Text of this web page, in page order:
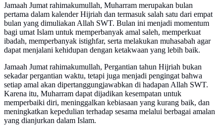
Jamaah Jumat rahimakumullah, Muharram merupakan bulan
pertama dalam kalender Hijriah dan termasuk salah satu dari empat
bulan yang dimuliakan Allah SWT. Bulan ini menjadi momentum
bagi umat Islam untuk memperbanyak amal saleh, memperkuat
ibadah, memperbanyak istighfar, serta melakukan muhasabah agar
dapat menjalani kehidupan dengan ketakwaan yang lebih baik.
Jamaah Jumat rahimakumullah, Pergantian tahun Hijriah bukan
sekadar pergantian waktu, tetapi juga menjadi pengingat bahwa
setiap amal akan dipertanggungjawabkan di hadapan Allah SWT.
Karena itu, Muharram dapat dijadikan kesempatan untuk
memperbaiki diri, meninggalkan kebiasaan yang kurang baik, dan
meningkatkan kepedulian terhadap sesama melalui berbagai amalan
yang dianjurkan dalam Islam.